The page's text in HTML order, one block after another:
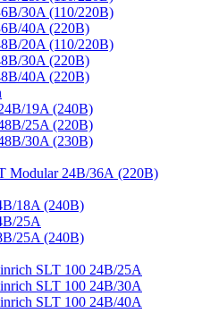
30A (110/220B)
40A (220B)
20A (110/220B)
30A (220B)
40A (220B)
19A (240B)
25A (220B)
30A (230B)
Modular 24В/36А (220B)
18A (240B)
25A
25A (240B)
SLT 100 24B/25A
SLT 100 24B/30A
SLT 100 24B/40A